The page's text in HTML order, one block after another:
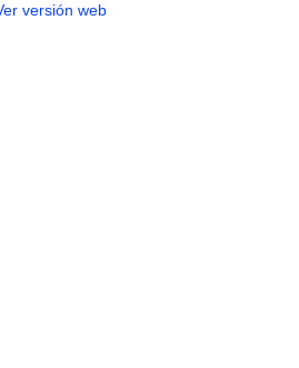
versión web